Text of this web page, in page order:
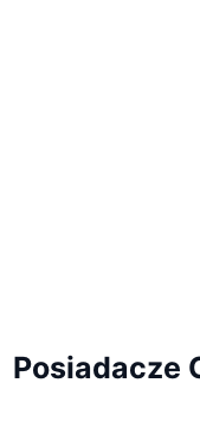
Posiadacze